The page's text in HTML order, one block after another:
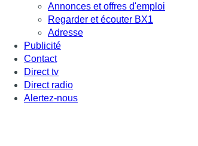
Annonces et offres d'emploi
Regarder et écouter BX1
Adresse
Publicité
Contact
Direct tv
Direct radio
Alertez-nous